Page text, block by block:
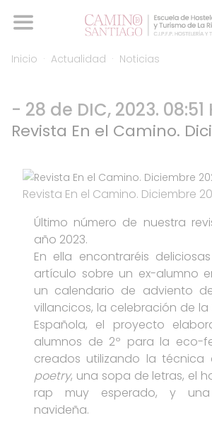
Inicio Actualidad Noticias
- 28 de DIC, 2023. 08:51
Revista En el Camino.
Revista En el Camino. Diciembre
Último número de nuestra
año 2023.
En ella encontraréis
artículo sobre un ex-alumno
un calendario de adviento
villancicos, la celebración de
Española, el proyecto
alumnos de 2º para la eco-
creados utilizando la técnica
poetry, una sopa de letras, el
rap muy esperado, y una
navideña.